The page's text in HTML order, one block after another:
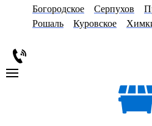
Богородское
Серпухов
Рошаль
Куровское